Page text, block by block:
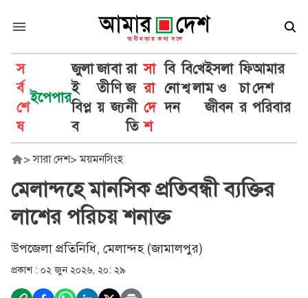
স
র্ব
শে
ষ
ইপেপার
জুলা
ই
বিপ্ল
ব
জা
তী
য়
বা
ণি
জ্য
রা
জ
নী
তি
সা
রা
দে
শ
বি
নো
দন
বি
শ্ব
খে
লা
ইসলা
ম ও
জীবন
ফি
চা
র
আমার
দেশ
পরিবার
> সারা দেশ> ময়মনসিংহ
মেলান্দহে মানসিক প্রতিবন্ধী ব্যক্তির
লাশের পরিচয় শনাক্ত
উপজেলা প্রতিনিধি, মেলান্দহ (জামালপুর)
প্রকাশ : ০২ জুন ২০২৬, ২০: ২৯